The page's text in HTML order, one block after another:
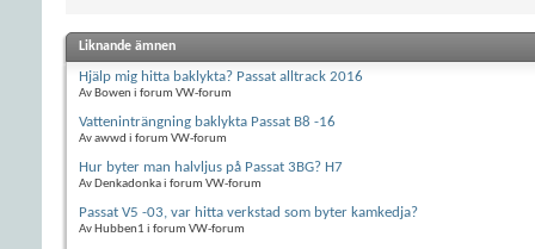
Liknande ämnen
Hjälp mig hitta baklykta? Passat alltrack 2016
Av Bowen i forum VW-forum
Vatteninträngning baklykta Passat B8 -16
Av awwd i forum VW-forum
Hur byter man halvljus på Passat 3BG? H7
Av Denkadonka i forum VW-forum
Passat V5 -03, var hitta verkstad som byter kamkedja?
Av Hubben1 i forum VW-forum